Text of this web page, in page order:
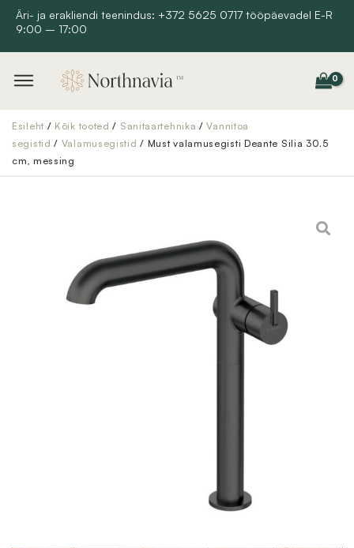
Skip
content
Äri- ja erakliendi teenindus: +372 5625 0717 tööpäevadel E-R
9:00 – 17:00
Esileht / Kõik tooted / Sanitaartehnika /Vannitoa
segistid / Valamusegistid / Must valamusegisti Deante Silia 30.5
cm, messing